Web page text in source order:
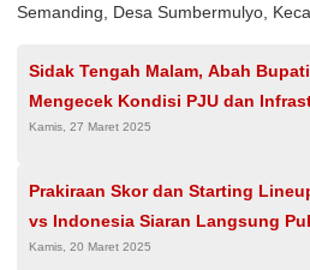
Semanding, Desa Sumbermulyo,
Sidak Tengah Malam, Abah
Mengecek Kondisi PJU dan
di Jombang
Kamis, 27 Maret 2025
Prakiraan Skor dan Starting
vs Indonesia Siaran Langsung
WIB Hari Ini
Kamis, 20 Maret 2025